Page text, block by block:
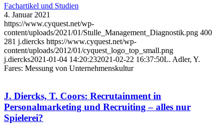
Fachartikel und Studien
4. Januar 2021
https://www.cyquest.net/wp-
content/uploads/2021/01/Stulle_Management_Diagnostik.png 400
281 j.diercks https://www.cyquest.net/wp-
content/uploads/2012/01/cyquest_logo_top_small.png
j.diercks2021-01-04 14:20:232021-02-22 16:37:50L. Adler, Y.
Fares: Messung von Unternehmenskultur
J. Diercks, T. Coors: Recrutainment in
Personalmarketing und Recruiting – alles nur
Spielerei?